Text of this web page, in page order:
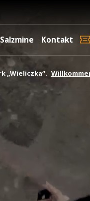
Kontakt
„Wieliczka“.